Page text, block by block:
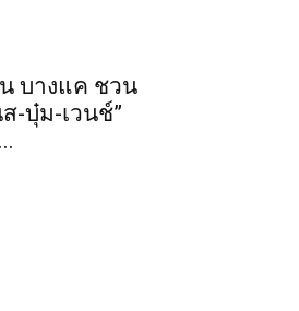
บางแค ชวน
-บุ๋ม-เวนช์”